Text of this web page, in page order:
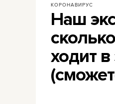
КОРОНАВИРУС
Наш
ходит